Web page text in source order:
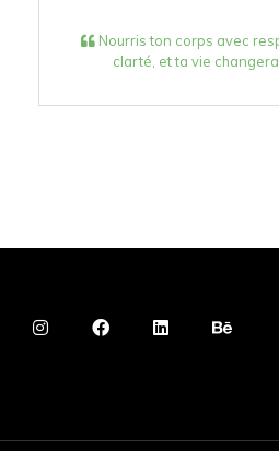
Nourris ton corps avec
clarté, et ta vie